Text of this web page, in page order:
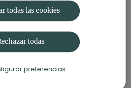
todas las cookies
todas
preferencias